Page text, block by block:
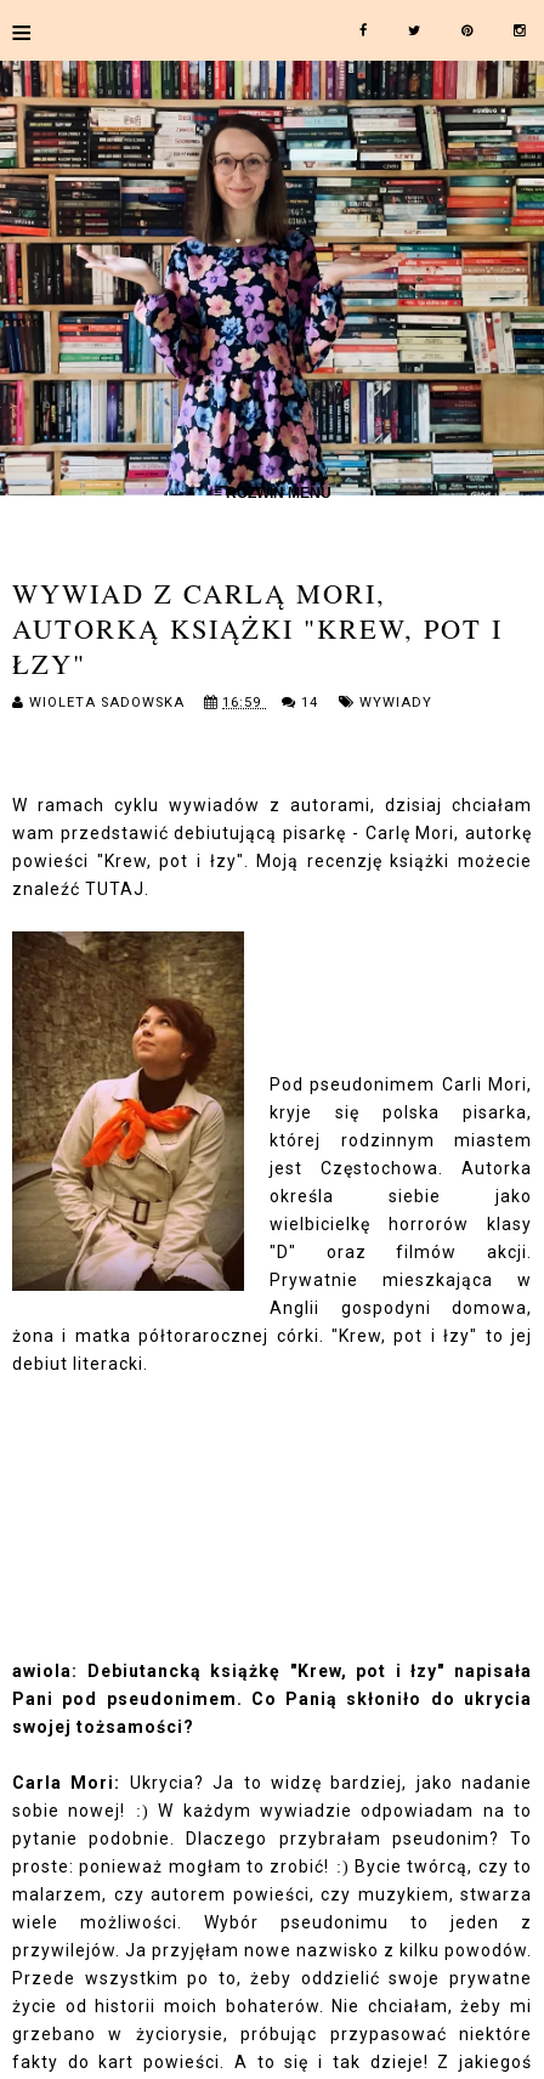
≡
≡ ROZWIŃ MENU
WYWIAD Z CARLĄ MORI,
AUTORKĄ KSIĄŻKI "KREW, POT I
ŁZY"
WIOLETA SADOWSKA 16:59 14 WYWIADY
W ramach cyklu wywiadów z autorami, dzisiaj chciałam
wam przedstawić debiutującą pisarkę - Carlę Mori, autorkę
powieści "Krew, pot i łzy". Moją recenzję książki możecie
znaleźć TUTAJ.
Pod pseudonimem Carli Mori,
kryje się polska pisarka,
której rodzinnym miastem
jest Częstochowa. Autorka
określa siebie jako
wielbicielkę horrorów klasy
"D" oraz filmów akcji.
Prywatnie mieszkająca w
Anglii gospodyni domowa,
żona i matka półtorarocznej córki. "Krew, pot i łzy" to jej
debiut literacki.
awiola: Debiutancką książkę "Krew, pot i łzy" napisała
Pani pod pseudonimem. Co Panią skłoniło do ukrycia
swojej tożsamości?
Carla Mori:
Ukrycia? Ja to widzę bardziej, jako nadanie
sobie nowej!
:) W każdym wywiadzie odpowiadam na to
pytanie podobnie. Dlaczego przybrałam pseudonim? To
proste: ponieważ mogłam to zrobić! :) Bycie twórcą, czy to
malarzem, czy autorem powieści, czy muzykiem, stwarza
wiele możliwości. Wybór pseudonimu to jeden z
przywilejów. Ja przyjęłam nowe nazwisko z kilku powodów.
Przede wszystkim po to, żeby oddzielić swoje prywatne
życie od historii moich bohaterów. Nie chciałam, żeby mi
grzebano w życiorysie, próbując przypasować niektóre
fakty do kart powieści. A to się i tak dzieje! Z jakiegoś